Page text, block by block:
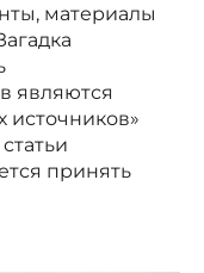
материалы
являются
источников»
принять